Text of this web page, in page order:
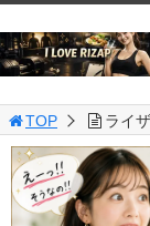
TOP ライ